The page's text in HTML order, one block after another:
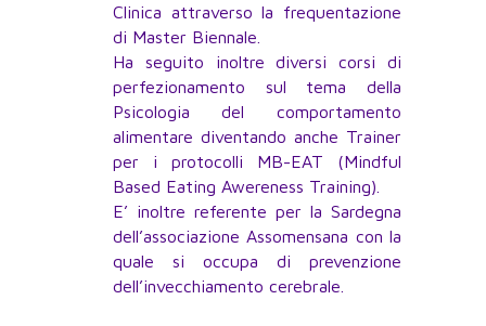
Clinica attraverso la frequentazione
di Master Biennale.
Ha seguito inoltre diversi corsi di
perfezionamento sul tema della
Psicologia del comportamento
alimentare diventando anche Trainer
per i protocolli MB-EAT (Mindful
Based Eating Awereness Training).
E’ inoltre referente per la Sardegna
dell’associazione Assomensana con la
quale si occupa di prevenzione
dell’invecchiamento cerebrale.